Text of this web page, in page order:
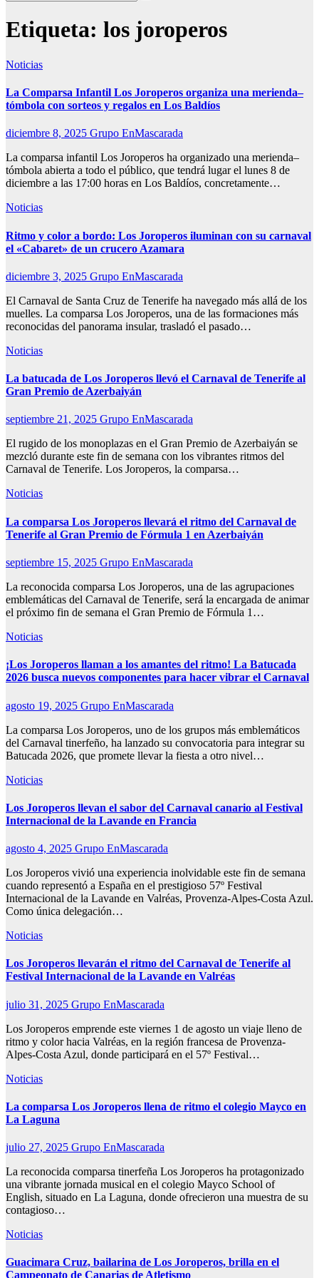
Etiqueta: los joroperos
Noticias
La Comparsa Infantil Los Joroperos organiza una merienda–
tómbola con sorteos y regalos en Los Baldíos
diciembre 8, 2025 Grupo EnMascarada
La comparsa infantil Los Joroperos ha organizado una merienda–
tómbola abierta a todo el público, que tendrá lugar el lunes 8 de
diciembre a las 17:00 horas en Los Baldíos, concretamente…
Noticias
Ritmo y color a bordo: Los Joroperos iluminan con su carnaval
el «Cabaret» de un crucero Azamara
diciembre 3, 2025 Grupo EnMascarada
El Carnaval de Santa Cruz de Tenerife ha navegado más allá de los
muelles. La comparsa Los Joroperos, una de las formaciones más
reconocidas del panorama insular, trasladó el pasado…
Noticias
La batucada de Los Joroperos llevó el Carnaval de Tenerife al
Gran Premio de Azerbaiyán
septiembre 21, 2025 Grupo EnMascarada
El rugido de los monoplazas en el Gran Premio de Azerbaiyán se
mezcló durante este fin de semana con los vibrantes ritmos del
Carnaval de Tenerife. Los Joroperos, la comparsa…
Noticias
La comparsa Los Joroperos llevará el ritmo del Carnaval de
Tenerife al Gran Premio de Fórmula 1 en Azerbaiyán
septiembre 15, 2025 Grupo EnMascarada
La reconocida comparsa Los Joroperos, una de las agrupaciones
emblemáticas del Carnaval de Tenerife, será la encargada de animar
el próximo fin de semana el Gran Premio de Fórmula 1…
Noticias
¡Los Joroperos llaman a los amantes del ritmo! La Batucada
2026 busca nuevos componentes para hacer vibrar el Carnaval
agosto 19, 2025 Grupo EnMascarada
La comparsa Los Joroperos, uno de los grupos más emblemáticos
del Carnaval tinerfeño, ha lanzado su convocatoria para integrar su
Batucada 2026, que promete llevar la fiesta a otro nivel…
Noticias
Los Joroperos llevan el sabor del Carnaval canario al Festival
Internacional de la Lavande en Francia
agosto 4, 2025 Grupo EnMascarada
Los Joroperos vivió una experiencia inolvidable este fin de semana
cuando representó a España en el prestigioso 57º Festival
Internacional de la Lavande en Valréas, Provenza-Alpes-Costa Azul.
Como única delegación…
Noticias
Los Joroperos llevarán el ritmo del Carnaval de Tenerife al
Festival Internacional de la Lavande en Valréas
julio 31, 2025 Grupo EnMascarada
Los Joroperos emprende este viernes 1 de agosto un viaje lleno de
ritmo y color hacia Valréas, en la región francesa de Provenza-
Alpes-Costa Azul, donde participará en el 57º Festival…
Noticias
La comparsa Los Joroperos llena de ritmo el colegio Mayco en
La Laguna
julio 27, 2025 Grupo EnMascarada
La reconocida comparsa tinerfeña Los Joroperos ha protagonizado
una vibrante jornada musical en el colegio Mayco School of
English, situado en La Laguna, donde ofrecieron una muestra de su
contagioso…
Noticias
Guacimara Cruz, bailarina de Los Joroperos, brilla en el
Campeonato de Canarias de Atletismo